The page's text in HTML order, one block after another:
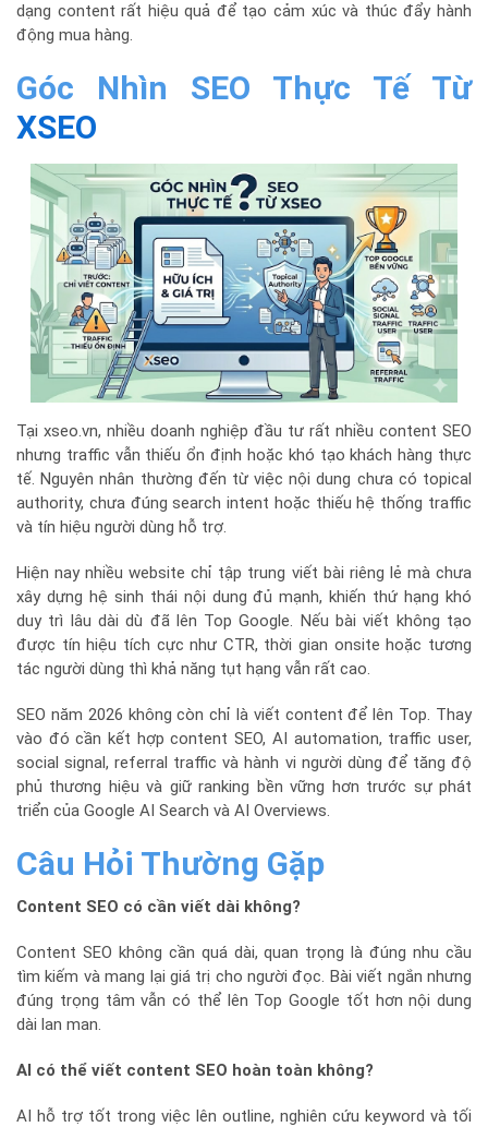
dạng content rất hiệu quả để tạo cảm xúc và thúc đẩy hành
động mua hàng.
Góc Nhìn SEO Thực Tế Từ
XSEO
Tại xseo.vn, nhiều doanh nghiệp đầu tư rất nhiều content SEO
nhưng traffic vẫn thiếu ổn định hoặc khó tạo khách hàng thực
tế. Nguyên nhân thường đến từ việc nội dung chưa có topical
authority, chưa đúng search intent hoặc thiếu hệ thống traffic
và tín hiệu người dùng hỗ trợ.
Hiện nay nhiều website chỉ tập trung viết bài riêng lẻ mà chưa
xây dựng hệ sinh thái nội dung đủ mạnh, khiến thứ hạng khó
duy trì lâu dài dù đã lên Top Google. Nếu bài viết không tạo
được tín hiệu tích cực như CTR, thời gian onsite hoặc tương
tác người dùng thì khả năng tụt hạng vẫn rất cao.
SEO năm 2026 không còn chỉ là viết content để lên Top. Thay
vào đó cần kết hợp content SEO, AI automation, traffic user,
social signal, referral traffic và hành vi người dùng để tăng độ
phủ thương hiệu và giữ ranking bền vững hơn trước sự phát
triển của Google AI Search và AI Overviews.
Câu Hỏi Thường Gặp
Content SEO có cần viết dài không?
Content SEO không cần quá dài, quan trọng là đúng nhu cầu
tìm kiếm và mang lại giá trị cho người đọc. Bài viết ngắn nhưng
đúng trọng tâm vẫn có thể lên Top Google tốt hơn nội dung
dài lan man.
AI có thể viết content SEO hoàn toàn không?
AI hỗ trợ tốt trong việc lên outline, nghiên cứu keyword và tối